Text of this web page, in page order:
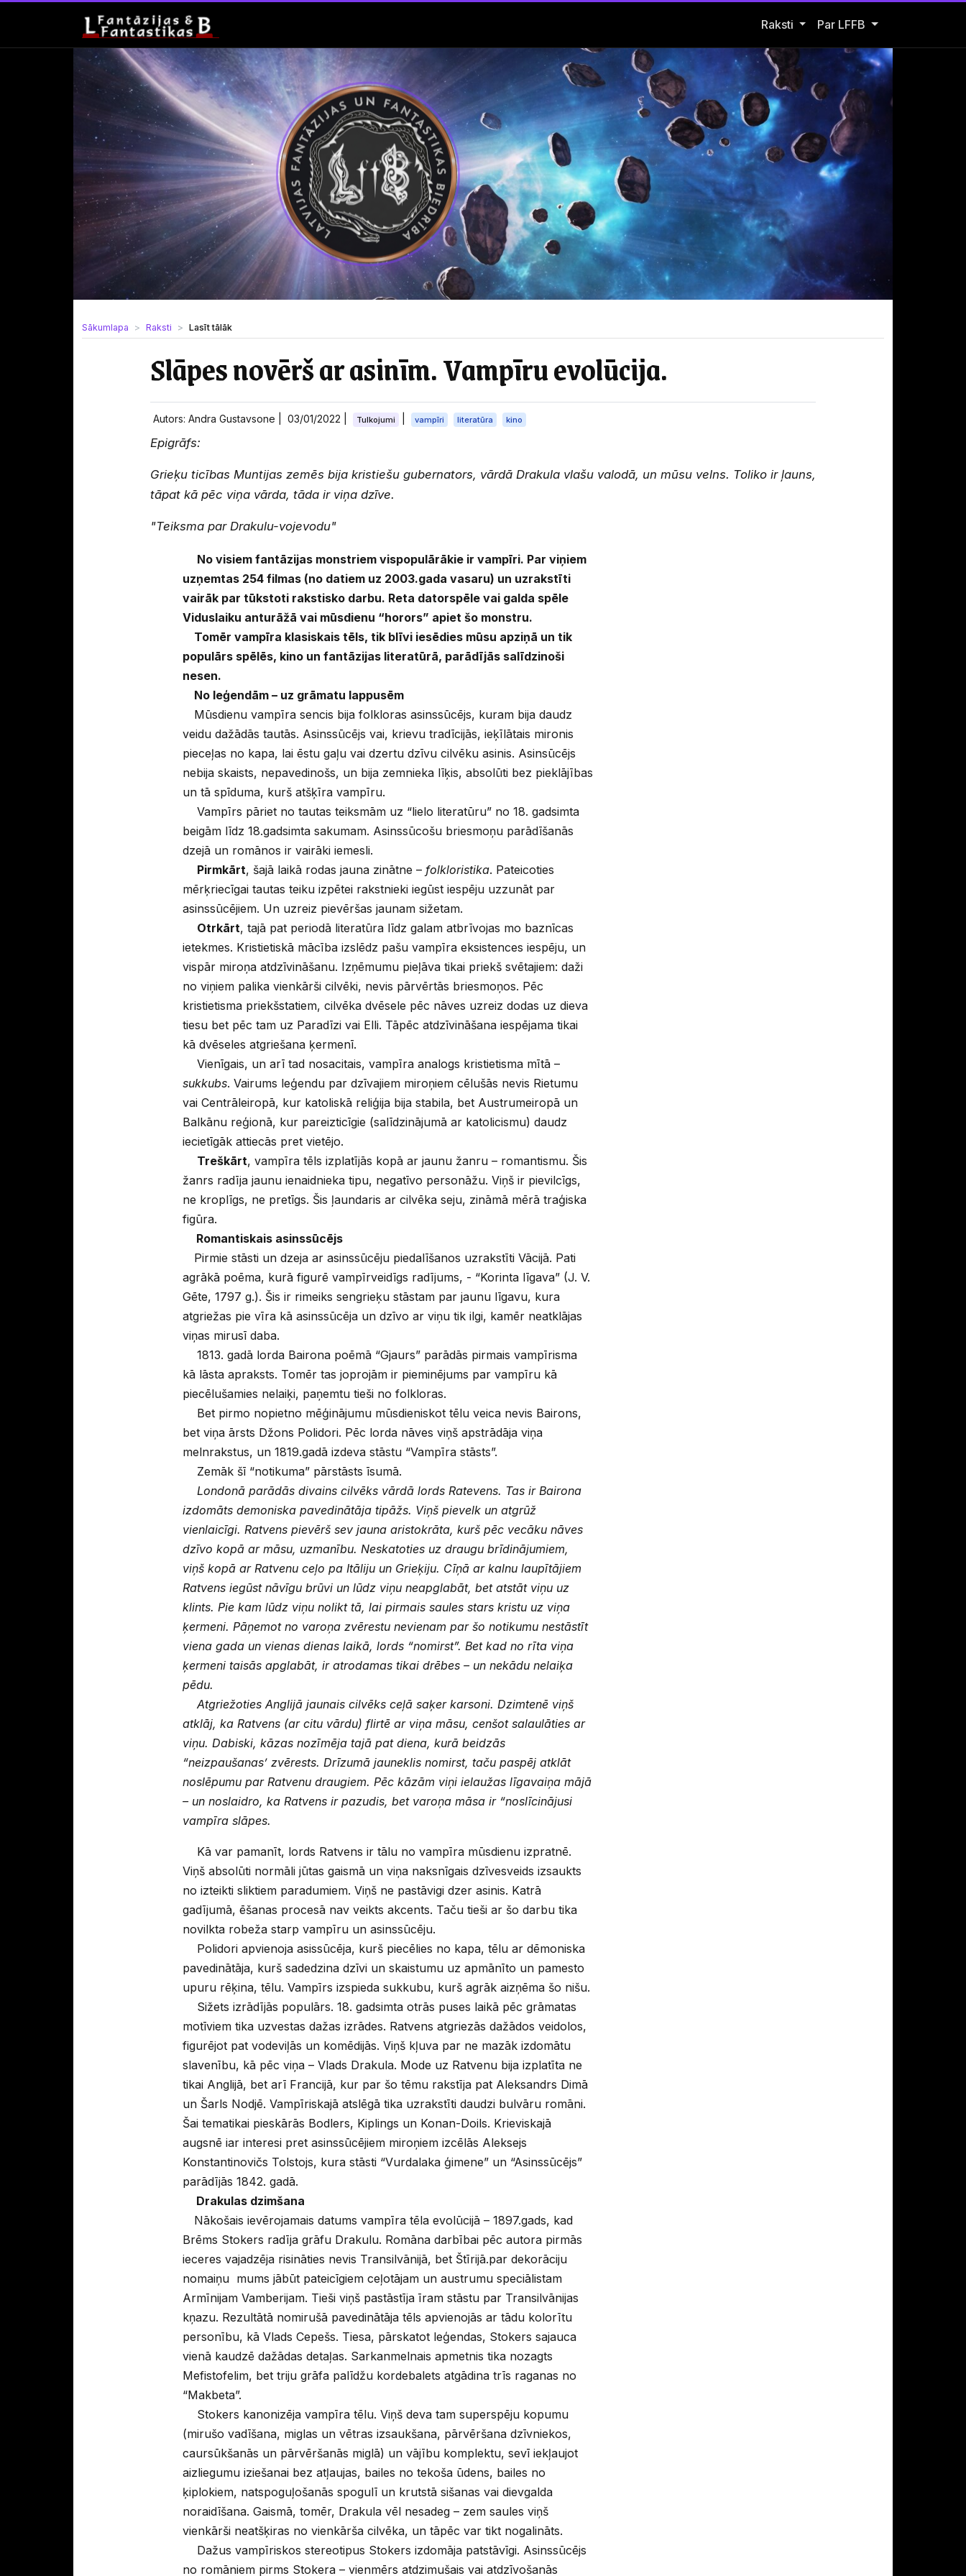
Raksti Open Raksti submenu
Par LFFB
Sākumlapa Raksti Lasīt tālāk
Slāpes novērš ar asinīm. Vampīru evolūcija.
Autors: Andra Gustavsone | 03/01/2022 Tulkojumi vampīri literatūra kino
Epigrāfs:
Grieķu ticības Muntijas zemēs bija kristiešu gubernators, vārdā Drakula vlašu valodā, un mūsu velns. Toliko ir ļauns,
tāpat kā pēc viņa vārda, tāda ir viņa dzīve.
"Teiksma par Drakulu-vojevodu"
No visiem fantāzijas monstriem vispopulārākie ir vampīri. Par viņiem
uzņemtas 254 filmas (no datiem uz 2003.gada vasaru) un uzrakstīti
vairāk par tūkstoti rakstisko darbu. Reta datorspēle vai galda spēle
Viduslaiku anturāžā vai mūsdienu “horors” apiet šo monstru.
Tomēr vampīra klasiskais tēls, tik blīvi iesēdies mūsu apziņā un tik
populārs spēlēs, kino un fantāzijas literatūrā, parādījās salīdzinoši
nesen.
No leģendām – uz grāmatu lappusēm
Mūsdienu vampīra sencis bija folkloras asinssūcējs, kuram bija daudz
veidu dažādās tautās. Asinssūcējs vai, krievu tradīcijās, ieķīlātais mironis
pieceļas no kapa, lai ēstu gaļu vai dzertu dzīvu cilvēku asinis. Asinsūcējs
nebija skaists, nepavedinošs, un bija zemnieka līķis, absolūti bez pieklājības
un tā spīduma, kurš atšķīra vampīru.
Vampīrs pāriet no tautas teiksmām uz “lielo literatūru” no 18. gadsimta
beigām līdz 18.gadsimta sakumam. Asinssūcošu briesmoņu parādīšanās
dzejā un romānos ir vairāki iemesli.
Pirmkārt, šajā laikā rodas jauna zinātne – folkloristika. Pateicoties
mērķriecīgai tautas teiku izpētei rakstnieki iegūst iespēju uzzunāt par
asinssūcējiem. Un uzreiz pievēršas jaunam sižetam.
Otrkārt, tajā pat periodā literatūra līdz galam atbrīvojas mo baznīcas
ietekmes. Kristietiskā mācība izslēdz pašu vampīra eksistences iespēju, un
vispār miroņa atdzīvināšanu. Izņēmumu pieļāva tikai priekš svētajiem: daži
no viņiem palika vienkārši cilvēki, nevis pārvērtās briesmoņos. Pēc
kristietisma priekšstatiem, cilvēka dvēsele pēc nāves uzreiz dodas uz dieva
tiesu bet pēc tam uz Paradīzi vai Elli. Tāpēc atdzīvināšana iespējama tikai
kā dvēseles atgriešana ķermenī.
Vienīgais, un arī tad nosacitais, vampīra analogs kristietisma mītā –
sukkubs. Vairums leģendu par dzīvajiem miroņiem cēlušās nevis Rietumu
vai Centrāleiropā, kur katoliskā reliģija bija stabila, bet Austrumeiropā un
Balkānu reģionā, kur pareizticīgie (salīdzinājumā ar katolicismu) daudz
iecietīgāk attiecās pret vietējo.
Treškārt, vampīra tēls izplatījās kopā ar jaunu žanru – romantismu. Šis
žanrs radīja jaunu ienaidnieka tipu, negatīvo personāžu. Viņš ir pievilcīgs,
ne kroplīgs, ne pretīgs. Šis ļaundaris ar cilvēka seju, zināmā mērā traģiska
figūra.
Romantiskais asinssūcējs
Pirmie stāsti un dzeja ar asinssūcēju piedalīšanos uzrakstīti Vācijā. Pati
agrākā poēma, kurā figurē vampīrveidīgs radījums, - “Korinta līgava” (J. V.
Gēte, 1797 g.). Šis ir rimeiks sengrieķu stāstam par jaunu līgavu, kura
atgriežas pie vīra kā asinssūcēja un dzīvo ar viņu tik ilgi, kamēr neatklājas
viņas mirusī daba.
1813. gadā lorda Bairona poēmā “Gjaurs” parādās pirmais vampīrisma
kā lāsta apraksts. Tomēr tas joprojām ir pieminējums par vampīru kā
piecēlušamies nelaiķi, paņemtu tieši no folkloras.
Bet pirmo nopietno mēģinājumu mūsdieniskot tēlu veica nevis Bairons,
bet viņa ārsts Džons Polidori. Pēc lorda nāves viņš apstrādāja viņa
melnrakstus, un 1819.gadā izdeva stāstu “Vampīra stāsts”.
Zemāk šī “notikuma” pārstāsts īsumā.
Londonā parādās divains cilvēks vārdā lords Ratevens. Tas ir Bairona
izdomāts demoniska pavedinātāja tipāžs. Viņš pievelk un atgrūž
vienlaicīgi. Ratvens pievērš sev jauna aristokrāta, kurš pēc vecāku nāves
dzīvo kopā ar māsu, uzmanību. Neskatoties uz draugu brīdinājumiem,
viņš kopā ar Ratvenu ceļo pa Itāliju un Grieķiju. Cīņā ar kalnu laupītājiem
Ratvens iegūst nāvīgu brūvi un lūdz viņu neapglabāt, bet atstāt viņu uz
klints. Pie kam lūdz viņu nolikt tā, lai pirmais saules stars kristu uz viņa
ķermeni. Pāņemot no varoņa zvērestu nevienam par šo notikumu nestāstīt
viena gada un vienas dienas laikā, lords “nomirst”. Bet kad no rīta viņa
ķermeni taisās apglabāt, ir atrodamas tikai drēbes – un nekādu nelaiķa
pēdu.
Atgriežoties Anglijā jaunais cilvēks ceļā saķer karsoni. Dzimtenē viņš
atklāj, ka Ratvens (ar citu vārdu) flirtē ar viņa māsu, cenšot salaulāties ar
viņu. Dabiski, kāzas nozīmēja tajā pat diena, kurā beidzās
“neizpaušanas’ zvērests. Drīzumā jauneklis nomirst, taču paspēj atklāt
noslēpumu par Ratvenu draugiem. Pēc kāzām viņi ielaužas līgavaiņa mājā
– un noslaidro, ka Ratvens ir pazudis, bet varoņa māsa ir “noslīcinājusi
vampīra slāpes.
Kā var pamanīt, lords Ratvens ir tālu no vampīra mūsdienu izpratnē.
Viņš absolūti normāli jūtas gaismā un viņa naksnīgais dzīvesveids izsaukts
no izteikti sliktiem paradumiem. Viņš ne pastāvigi dzer asinis. Katrā
gadījumā, ēšanas procesā nav veikts akcents. Taču tieši ar šo darbu tika
novilkta robeža starp vampīru un asinssūcēju.
Polidori apvienoja asissūcēja, kurš piecēlies no kapa, tēlu ar dēmoniska
pavedinātāja, kurš sadedzina dzīvi un skaistumu uz apmānīto un pamesto
upuru rēķina, tēlu. Vampīrs izspieda sukkubu, kurš agrāk aizņēma šo nišu.
Sižets izrādījās populārs. 18. gadsimta otrās puses laikā pēc grāmatas
motīviem tika uzvestas dažas izrādes. Ratvens atgriezās dažādos veidolos,
figurējot pat vodeviļās un komēdijās. Viņš kļuva par ne mazāk izdomātu
slavenību, kā pēc viņa – Vlads Drakula. Mode uz Ratvenu bija izplatīta ne
tikai Anglijā, bet arī Francijā, kur par šo tēmu rakstīja pat Aleksandrs Dimā
un Šarls Nodjē. Vampīriskajā atslēgā tika uzrakstīti daudzi bulvāru romāni.
Šai tematikai pieskārās Bodlers, Kiplings un Konan-Doils. Krieviskajā
augsnē iar interesi pret asinssūcējiem miroņiem izcēlās Aleksejs
Konstantinovičs Tolstojs, kura stāsti “Vurdalaka ģimene” un “Asinssūcējs”
parādījās 1842. gadā.
Drakulas dzimšana
Nākošais ievērojamais datums vampīra tēla evolūcijā – 1897.gads, kad
Brēms Stokers radīja grāfu Drakulu. Romāna darbībai pēc autora pirmās
ieceres vajadzēja risināties nevis Transilvānijā, bet Štīrijā.par dekorāciju
nomaiņu mums jābūt pateicīgiem ceļotājam un austrumu speciālistam
Armīnijam Vamberijam. Tieši viņš pastāstīja īram stāstu par Transilvānijas
kņazu. Rezultātā nomirušā pavedinātāja tēls apvienojās ar tādu kolorītu
personību, kā Vlads Cepešs. Tiesa, pārskatot leģendas, Stokers sajauca
vienā kaudzē dažādas detaļas. Sarkanmelnais apmetnis tika nozagts
Mefistofelim, bet triju grāfa palīdžu kordebalets atgādina trīs raganas no
“Makbeta”.
Stokers kanonizēja vampīra tēlu. Viņš deva tam superspēju kopumu
(mirušo vadīšana, miglas un vētras izsaukšana, pārvēršana dzīvniekos,
caursūkšanās un pārvēršanās miglā) un vājību komplektu, sevī iekļaujot
aizliegumu iziešanai bez atļaujas, bailes no tekoša ūdens, bailes no
ķiplokiem, natspoguļošanās spogulī un krutstā sišanas vai dievgalda
noraidīšana. Gaismā, tomēr, Drakula vēl nesadeg – zem saules viņš
vienkārši neatšķiras no vienkārša cilvēka, un tāpēc var tikt nogalināts.
Dažus vampīriskos stereotipus Stokers izdomāja patstāvīgi. Asinssūcējs
no romāniem pirms Stokera – vienmērs atdzimušais vai atdzīvošanās